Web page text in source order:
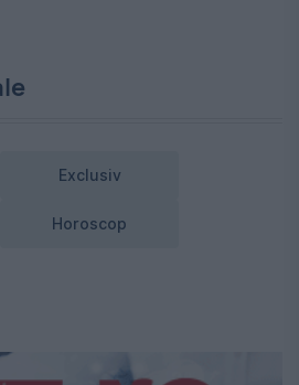
Exclusiv
Horoscop